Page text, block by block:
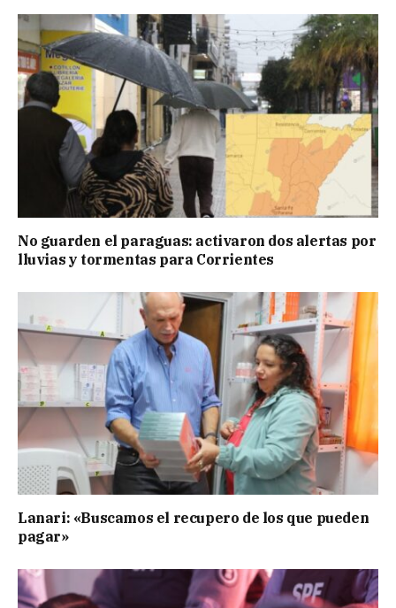
No guarden el paraguas: activaron dos alertas por
lluvias y tormentas para Corrientes
Lanari: «Buscamos el recupero de los que pueden
pagar»